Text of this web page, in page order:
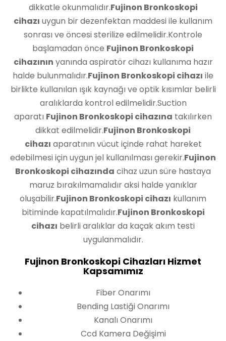
dikkatle okunmalıdır.Fujinon Bronkoskopi
cihazı uygun bir dezenfektan maddesi ile kullanım
sonrası ve öncesi sterilize edilmelidir.Kontrole
başlamadan önce Fujinon Bronkoskopi
cihazının yanında aspiratör cihazı kullanıma hazır
halde bulunmalıdır.Fujinon Bronkoskopi cihazı ile
birlikte kullanılan ışık kaynağı ve optik kısımlar belirli
aralıklarda kontrol edilmelidir.Suction
aparatı Fujinon Bronkoskopi cihazına takılırken
dikkat edilmelidir.Fujinon Bronkoskopi
cihazı aparatının vücut içinde rahat hareket
edebilmesi için uygun jel kullanılması gerekir.Fujinon
Bronkoskopi cihazında cihaz uzun süre hastaya
maruz bırakılmamalıdır aksi halde yanıklar
oluşabilir.Fujinon Bronkoskopi cihazı kullanım
bitiminde kapatılmalıdır.Fujinon Bronkoskopi
cihazı belirli aralıklar da kaçak akım testi
uygulanmalıdır.
Fujinon Bronkoskopi Cihazları Hizmet
Kapsamımız
Fiber Onarımı
Bending Lastiği Onarımı
Kanalı Onarımı
Ccd Kamera Değişimi